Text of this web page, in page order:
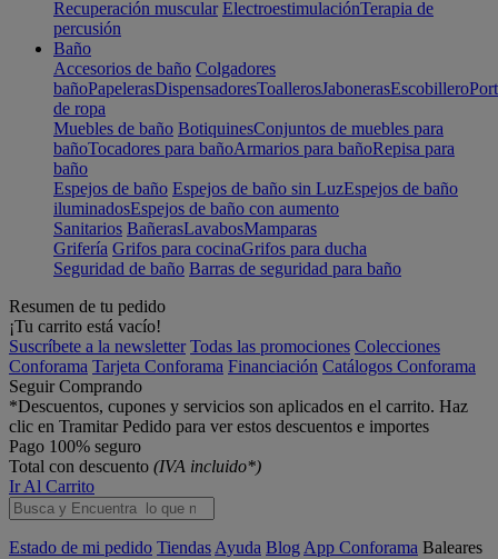
Recuperación muscular ElectroestimulaciónTerapia de
percusión
Baño
Accesorios de baño Colgadores
bañoPapelerasDispensadoresToallerosJabonerasEscobillero
de ropa
Muebles de baño BotiquinesConjuntos de muebles para
bañoTocadores para bañoArmarios para bañoRepisa para
baño
Espejos de baño Espejos de baño sin LuzEspejos de baño
iluminadosEspejos de baño con aumento
Sanitarios BañerasLavabosMamparas
Grifería Grifos para cocinaGrifos para ducha
Seguridad de baño Barras de seguridad para baño
Resumen de tu pedido
¡Tu carrito está vacío!
Suscríbete a la newsletter Todas las promociones Colecciones
Conforama Tarjeta Conforama Financiación Catálogos Conforama
Seguir Comprando
*Descuentos, cupones y servicios son aplicados en el carrito. Haz
clic en Tramitar Pedido para ver estos descuentos e importes
Pago 100% seguro
Total con descuento (IVA incluido*)
Ir Al Carrito
Estado de mi pedido Tiendas Ayuda Blog App Conforama Baleares